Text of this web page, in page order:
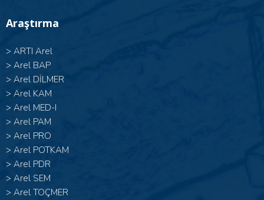
Araştırma
> ARTI Arel
> Arel BAP
> Arel DİLMER
> Arel KAM
> Arel MED-I
> Arel PAM
> Arel PRO
> Arel POTKAM
> Arel PDR
> Arel SEM
> Arel TOÇMER